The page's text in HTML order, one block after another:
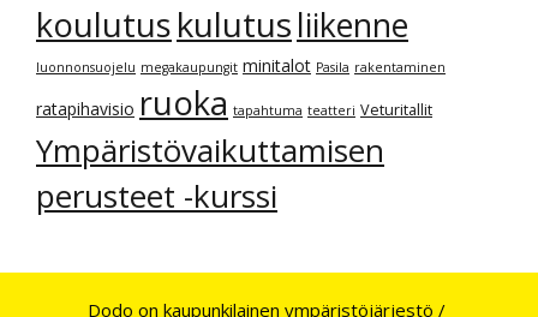
koulutuskulutusliikenne
luonnonsuojelu megakaupungit minitalot Pasila rakentaminen
ratapihavisio ruoka tapahtuma teatteri Veturitallit
Ympäristövaikuttamisen
perusteet -kurssi
Dodo on kaupunkilainen ympäristöjärjestö /